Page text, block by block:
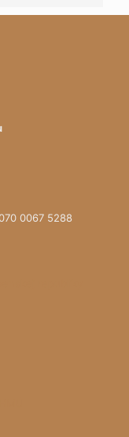
0067 5288